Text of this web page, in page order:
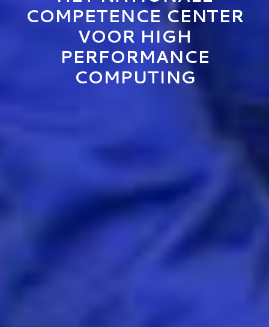
COMPETENCE CENTER
VOOR HIGH
PERFORMANCE
COMPUTING